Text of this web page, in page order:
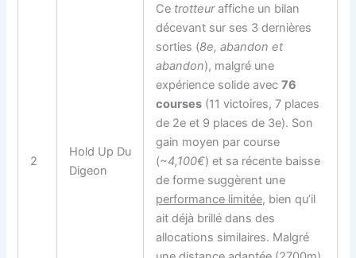
2
Hold Up Du
Digeon
Ce trotteuraffiche un bilan
décevant sur ses 3 dernières
sorties (8e, abandon et
abandon), malgré une
expérience solide avec76
courses (11 victoires, 7 places
de 2e et 9 places de 3e). Son
gain moyen par course
(~4,100€) et sa récente baisse
de forme suggèrent une
performance limitée, bien qu’il
ait déjà brillé dans des
allocations similaires. Malgré